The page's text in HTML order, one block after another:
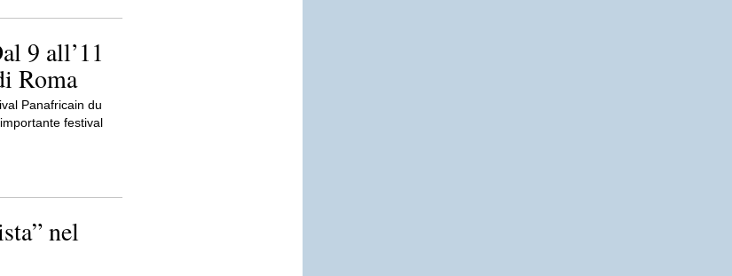
9 all’11
Roma
Panafricain du
festival
nel